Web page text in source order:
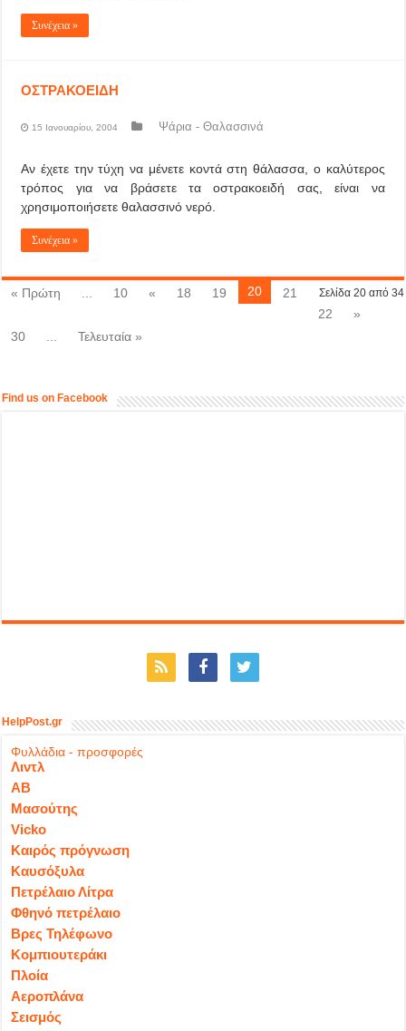
Συνέχεια »
ΟΣΤΡΑΚΟΕΙΔΗ
15 Ιανουαρίου, 2004 Ψάρια - Θαλασσινά
Αν έχετε την τύχη να μένετε κοντά στη θάλασσα, ο καλύτερος
τρόπος για να βράσετε τα οστρακοειδή σας, είναι να
χρησιμοποιήσετε θαλασσινό νερό.
Συνέχεια »
Σελίδα 20 από 34
« Πρώτη 10 « 18 19 20
21
22
»
30
Τελευταία »
Find us on Facebook
HelpPost.gr
Φυλλάδια - προσφορές
Λιντλ
ΑΒ
Μασούτης
Vicko
Καιρός πρόγνωση
Καυσόξυλα
Πετρέλαιο Λίτρα
Φθηνό πετρέλαιο
Βρες Τηλέφωνο
Κομπιουτεράκι
Πλοία
Αεροπλάνα
Σεισμός